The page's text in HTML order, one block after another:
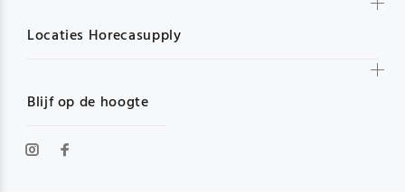
Blijf op de hoogte
Locaties Horecasupply